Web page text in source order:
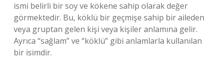
ismi belirli bir soy ve kökene sahip olarak değer
görmektedir. Bu, köklü bir geçmişe sahip bir aileden
veya gruptan gelen kişi veya kişiler anlamına gelir.
Ayrıca “sağlam” ve “köklü” gibi anlamlarla kullanılan
bir isimdir.